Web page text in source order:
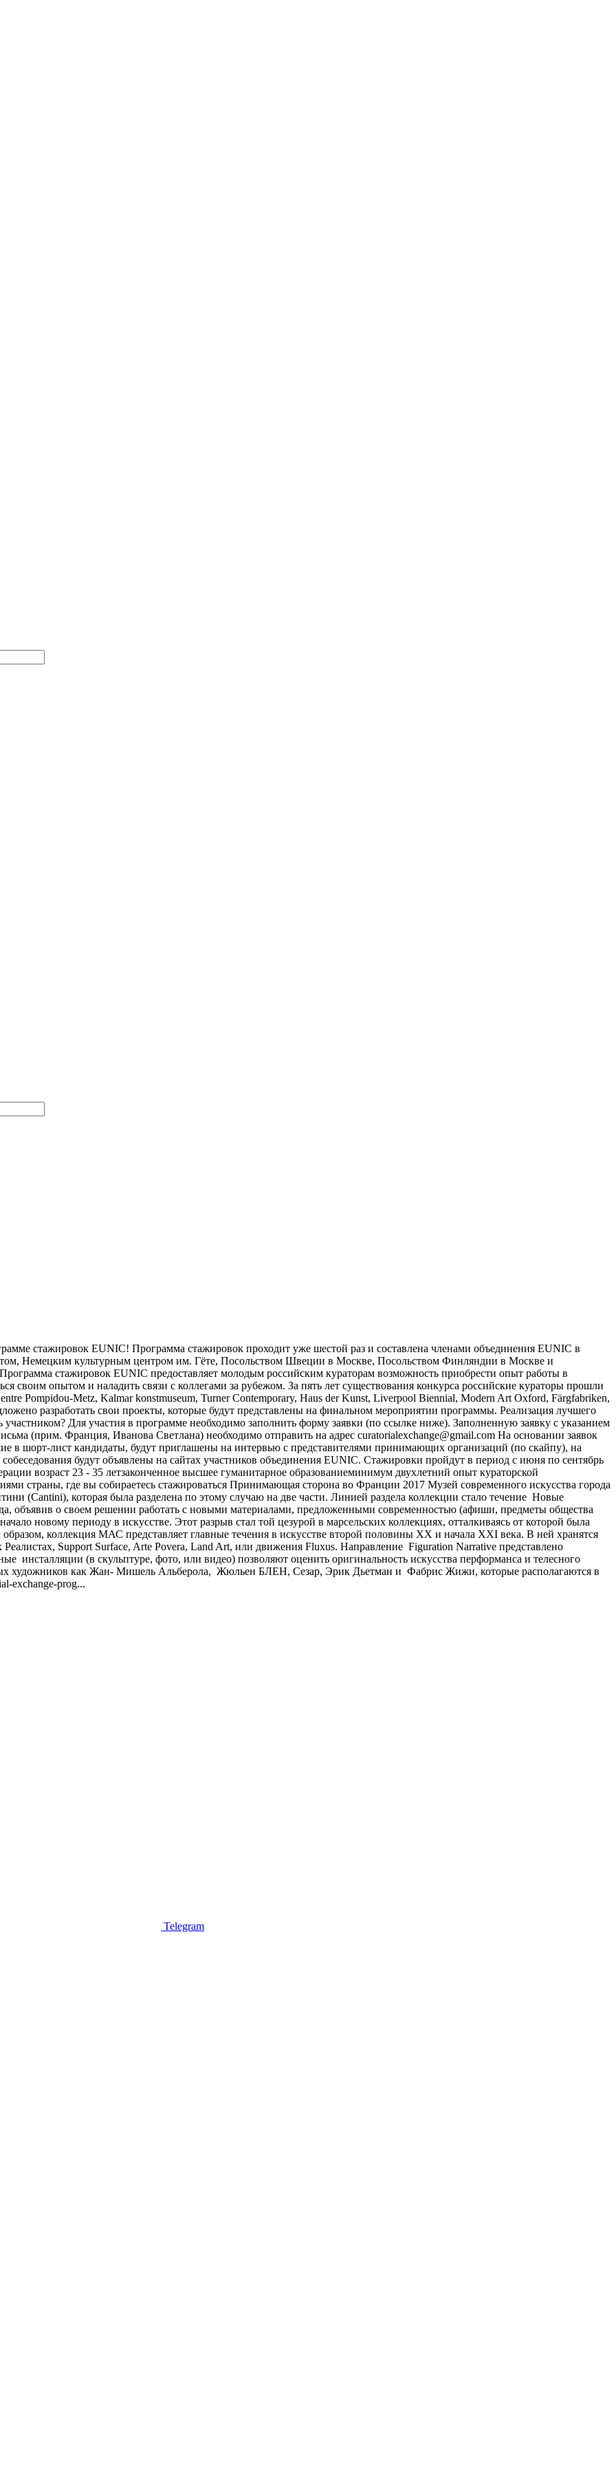
стажировок EUNIC! Программа стажировок проходит уже шестой раз и составлена членами объединения EUNIC в
Немецким культурным центром им. Гёте, Посольством Швеции в Москве, Посольством Финляндии в Москве и
стажировок EUNIC предоставляет молодым российским кураторам возможность приобрести опыт работы в
своим опытом и наладить связи с коллегами за рубежом. За пять лет существования конкурса российские кураторы прошли
Pompidou-Metz, Kalmar konstmuseum, Turner Contemporary, Haus der Kunst, Liverpool Biennial, Modern Art Oxford, Färgfabriken,
разработать свои проекты, которые будут представлены на финальном мероприятии программы. Реализация лучшего
Для участия в программе необходимо заполнить форму заявки (по ссылке ниже). Заполненную заявку с указанием
(прим. Франция, Иванова Светлана) необходимо отправить на адрес curatorialexchange@gmail.com На основании заявок
в шорт-лист кандидаты, будут приглашены на интервью с представителями принимающих организаций (по скайпу), на
будут объявлены на сайтах участников объединения EUNIC. Стажировки пройдут в период с июня по сентябрь
возраст 23 - 35 летзаконченное высшее гуманитарное образованиеминимум двухлетний опыт кураторской
страны, где вы собираетесь стажироваться Принимающая сторона во Франции 2017 Музей современного искусства города
(Cantini), которая была разделена по этому случаю на две части. Линией раздела коллекции стало течение Новые
объявив о своем решении работать с новыми материалами, предложенными современностью (афиши, предметы общества
новому периоду в искусстве. Этот разрыв стал той цезурой в марсельских коллекциях, отталкиваясь от которой была
коллекция МАС представляет главные течения в искусстве второй половины ХХ и начала ХХI века. В ней хранятся
Support Surface, Arte Povera, Land Art, или движения Fluxus. Направление Figuration Narrative представлено
(в скульптуре, фото, или видео) позволяют оценить оригинальность искусства перформанса и телесного
художников как Жан- Мишель Альберола, Жюльен БЛЕН, Сезар, Эрик Дьетман и Фабрис Жижи, которые располагаются в
exchange-prog...
Telegram